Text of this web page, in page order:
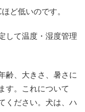
ど低いのです。
して温度・湿度管理
齢、大きさ、暑さに
す。これについて
ください。犬は、ハ